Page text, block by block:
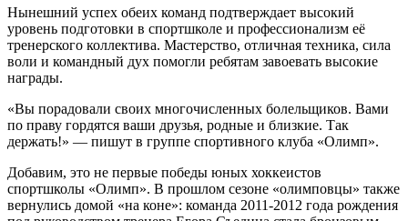
Нынешний успех обеих команд подтверждает высокий
уровень подготовки в спортшколе и профессионализм её
тренерского коллектива. Мастерство, отличная техника, сила
воли и командный дух помогли ребятам завоевать высокие
награды.
«Вы порадовали своих многочисленных болельщиков. Вами
по праву гордятся ваши друзья, родные и близкие. Так
держать!» — пишут в группе спортивного клуба «Олимп».
Добавим, это не первые победы юных хоккеистов
спортшколы «Олимп». В прошлом сезоне «олимповцы» также
вернулись домой «на коне»: команда 2011-2012 года рождения